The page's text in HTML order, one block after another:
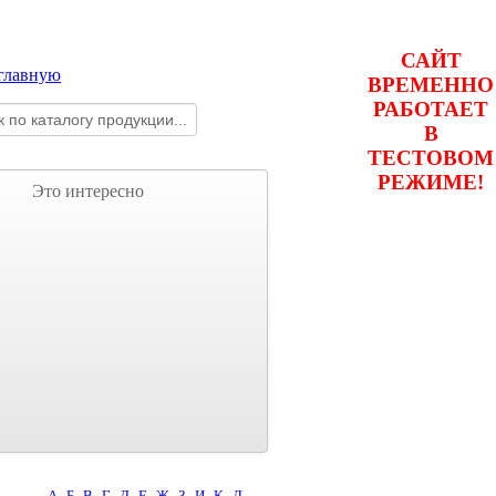
САЙТ
ВРЕМЕННО
РАБОТАЕТ
В
ТЕСТОВОМ
РЕЖИМЕ!
Это интересно